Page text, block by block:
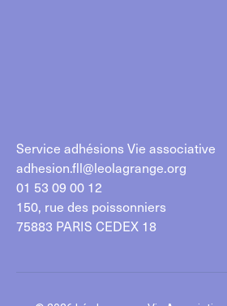
Service adhésions Vie associative
adhesion.fll@leolagrange.org
01 53 09 00 12
150, rue des poissonniers
75883 PARIS CEDEX 18